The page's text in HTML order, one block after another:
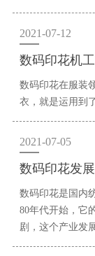
2021-07-12
数码印花机
数码印花在服装
衣，就是运用到
2021-07-05
数码印花发
数码印花是国内
80年代开始，它
剧，这个产业发